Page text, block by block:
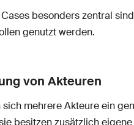
besonders zentral
genutzt werden.
von Akteuren
mehrere Akteure ein
besitzen zusätzlich eigene